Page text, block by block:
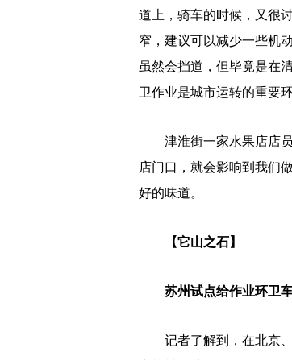
道上，骑车的时候，又很
窄，建议可以减少一些机
虽然会挡道，但毕竟是在
卫作业是城市运转的重要
津淮街一家水果店店员
店门口，就会影响到我们
好的味道。
【它山之石】
苏州试点给作业环卫车
记者了解到，在北京、